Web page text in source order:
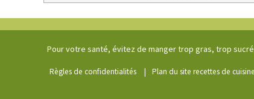
Pour votre santé, évitez de manger trop gras, trop
Règles de confidentialités | Plan du site recettes de cuisine